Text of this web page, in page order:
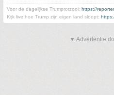
Voor de dagelijkse Trumprotzooi: https://
Kijk live hoe Trump zijn eigen land sloopt:
▼ Advertentie